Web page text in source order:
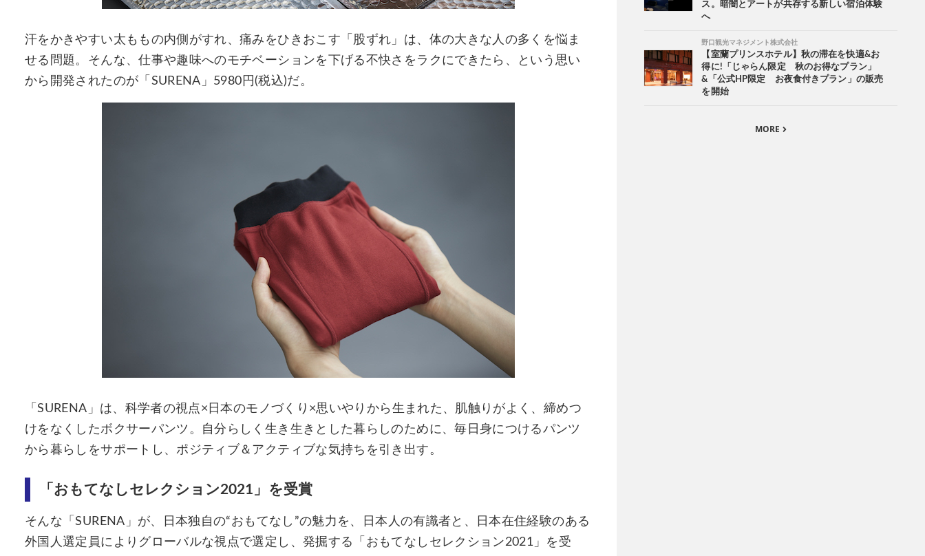
汗をかきやすい太ももの内側がすれ、痛みをひきおこす「股ずれ」は、体の大きな人の多くを悩ま
せる問題。そんな、仕事や趣味へのモチベーションを下げる不快さをラクにできたら、という思い
から開発されたのが「SURENA」5980円(税込)だ。
「SURENA」は、科学者の視点×日本のモノづくり×思いやりから生まれた、肌触りがよく、締めつ
けをなくしたボクサーパンツ。自分らしく生き生きとした暮らしのために、毎日身につけるパンツ
から暮らしをサポートし、ポジティブ＆アクティブな気持ちを引き出す。
「おもてなしセレクション2021」を受賞
そんな「SURENA」が、日本独自の“おもてなし”の魅力を、日本人の有識者と、日本在住経験のある
外国人選定員によりグローバルな視点で選定し、発掘する「おもてなしセレクション2021」を受
ス。暗闇とアートが共存する新しい宿泊体験
へ
野口観光マネジメント株式会社
【室蘭プリンスホテル】秋の滞在を快適&お
得に!「じゃらん限定 秋のお得なプラン」
&「公式HP限定 お夜食付きプラン」の販売
を開始
MORE